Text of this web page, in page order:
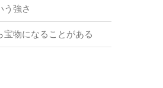
う強さ
宝物になることがある